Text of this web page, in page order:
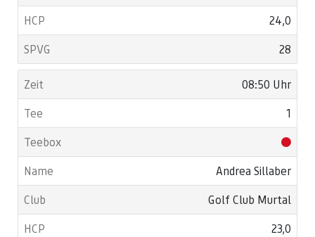
24,0
28
08:50 Uhr
1
Andrea Sillaber
Golf Club Murtal
23,0